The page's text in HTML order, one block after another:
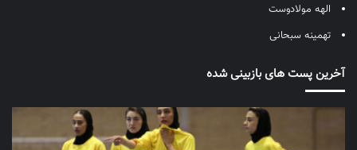
الهه مولادوست
تهمینه سبحانی
آخرین پست های بازبینی شده